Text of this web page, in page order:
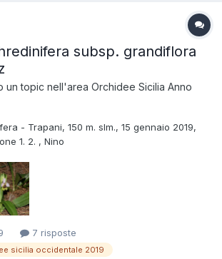
subsp. grandiflora
un topic nell'area Orchidee Sicilia Anno
- Trapani, 150 m. slm., 15 gennaio 2019,
1. 2. , Nino
7 risposte
sicilia occidentale 2019